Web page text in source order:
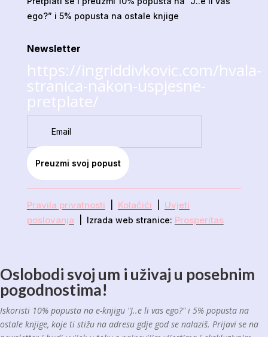
ego?” i 5% popusta na ostale knjige
Newsletter
https://ingriddivkovic.com/hvala-
stranica-nakon-uspjesne-
pretplate/
Preuzmi svoj popust
Pravila privatnosti Kolačići
Uvjeti
poslovanja | Izrada web stranice: Prosperitas
Oslobodi svoj um i uživaj u posebnim
pogodnostima!
Iskoristi 10% popusta na e-knjigu "J..e li vas ego?" i 5% popusta na
ostale knjige, koje ti stižu na adresu gdje god se nalaziš. Prijavi se na